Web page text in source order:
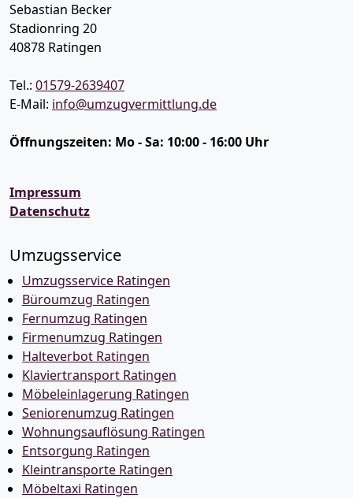
Sebastian Becker
Stadionring 20
40878 Ratingen
Tel.: 01579-2639407
E-Mail: info@umzugvermittlung.de
Öffnungszeiten: Mo - Sa: 10:00 - 16:00 Uhr
Impressum
Datenschutz
Umzugsservice
Umzugsservice Ratingen
Büroumzug Ratingen
Fernumzug Ratingen
Firmenumzug Ratingen
Halteverbot Ratingen
Klaviertransport Ratingen
Möbeleinlagerung Ratingen
Seniorenumzug Ratingen
Wohnungsauflösung Ratingen
Entsorgung Ratingen
Kleintransporte Ratingen
Möbeltaxi Ratingen